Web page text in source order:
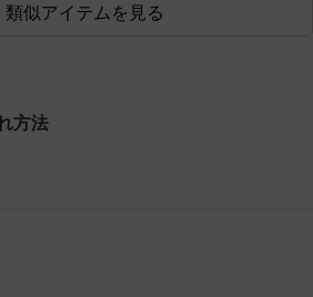
類似アイテムを見る
方法